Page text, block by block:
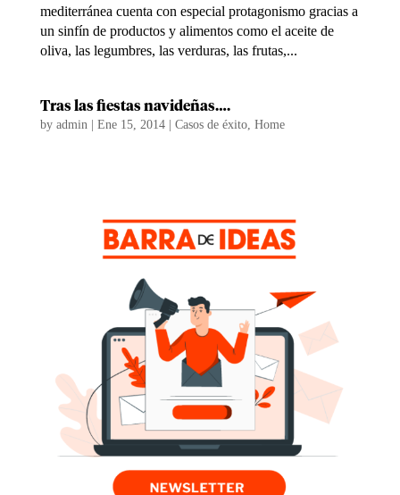
mediterránea cuenta con especial protagonismo gracias a
un sinfín de productos y alimentos como el aceite de
oliva, las legumbres, las verduras, las frutas,...
Tras las fiestas navideñas….
by admin Ene 15, 2014| Casos de éxito, Home